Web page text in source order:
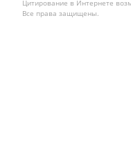
Цитирование в Интернете
Все права защищены.